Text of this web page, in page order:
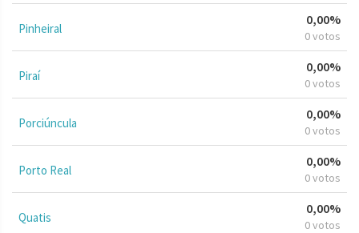
Pinheiral
0,00%
0 votos
Piraí
0,00%
0 votos
Porciúncula
0,00%
0 votos
Porto Real
0,00%
0 votos
Quatis
0,00%
0 votos